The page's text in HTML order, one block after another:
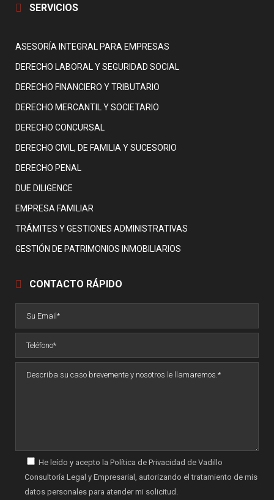
SERVICIOS
ASESORÍA INTEGRAL PARA EMPRESAS
DERECHO LABORAL Y SEGURIDAD SOCIAL
DERECHO FINANCIERO Y TRIBUTARIO
DERECHO MERCANTIL Y SOCIETARIO
DERECHO CONCURSAL
DERECHO CIVIL, DE FAMILIA Y SUCESORIO
DERECHO PENAL
DUE DILIGENCE
EMPRESA FAMILIAR
TRÁMITES Y GESTIONES ADMINISTRATIVAS
GESTIÓN DE PATRIMONIOS INMOBILIARIOS
CONTACTO RÁPIDO
He leído y acepto la Política de Privacidad de Vadillo
Consultoría Legal y Empresarial, autorizando el tratamiento de mis
datos personales para atender mi solicitud.